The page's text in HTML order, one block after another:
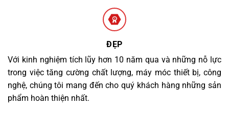
ĐẸP
Với kinh nghiệm tích lũy hơn 10 năm qua và những nỗ lực
trong việc tăng cường chất lượng, máy móc thiết bị, công
nghệ, chúng tôi mang đến cho quý khách hàng những sản
phẩm hoàn thiện nhất.